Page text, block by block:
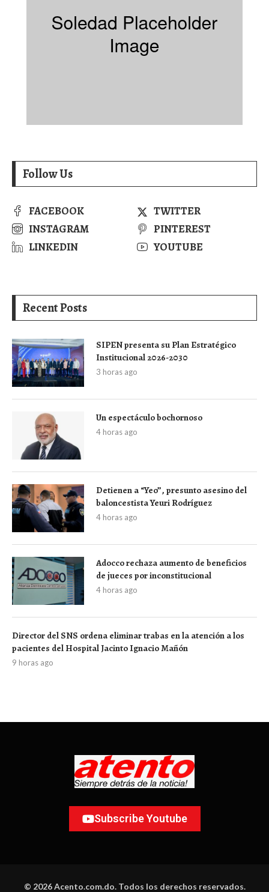
Follow Us
FACEBOOK
TWITTER
INSTAGRAM
PINTEREST
LINKEDIN
YOUTUBE
Recent Posts
SIPEN presenta su Plan Estratégico
Institucional 2026-2030
3 horas ago
Un espectáculo bochornoso
4 horas ago
Detienen a “Yeo”, presunto asesino del
baloncestista Yeuri Rodríguez
4 horas ago
Adocco rechaza aumento de beneficios
de jueces por inconstitucional
4 horas ago
Director del SNS ordena eliminar trabas en la atención a los
pacientes del Hospital Jacinto Ignacio Mañón
9 horas ago
Subscribe Youtube
© 2026 Acento.com.do. Todos los derechos reservados.